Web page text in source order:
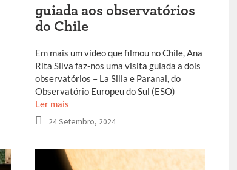
guiada aos observatórios
do Chile
Em mais um vídeo que filmou no Chile, Ana
Rita Silva faz-nos uma visita guiada a dois
observatórios – La Silla e Paranal, do
Observatório Europeu do Sul (ESO)
Ler mais
24 Setembro, 2024